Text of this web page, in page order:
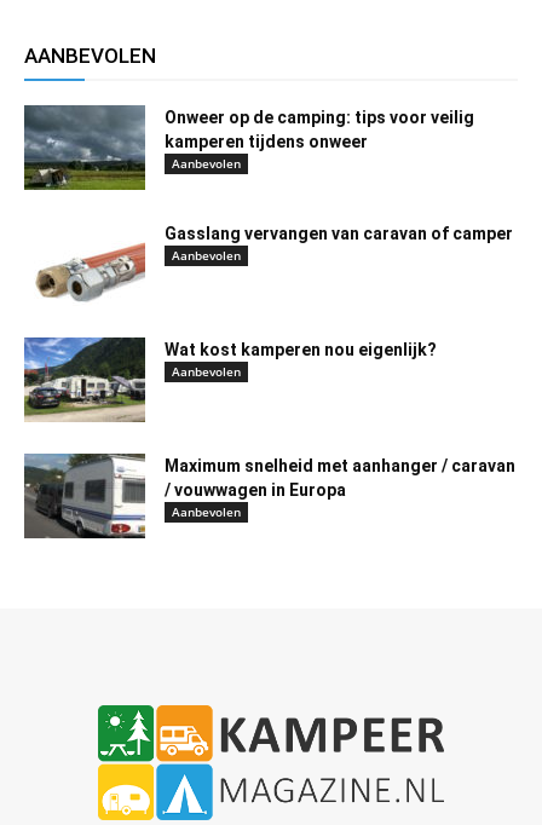
AANBEVOLEN
Onweer op de camping: tips voor veilig
kamperen tijdens onweer
Aanbevolen
Gasslang vervangen van caravan of camper
Aanbevolen
Wat kost kamperen nou eigenlijk?
Aanbevolen
Maximum snelheid met aanhanger / caravan
/ vouwwagen in Europa
Aanbevolen